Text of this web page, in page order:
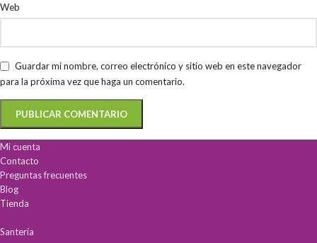
Web
Guardar mi nombre, correo electrónico y sitio web en este navegador
para la próxima vez que haga un comentario.
Mi cuenta
Contacto
Preguntas frecuentes
Blog
Tienda
Santería